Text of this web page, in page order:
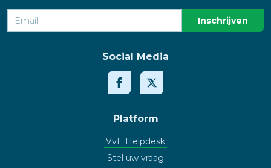
Social Media
Platform
VvE Helpdesk
Stel uw vraag